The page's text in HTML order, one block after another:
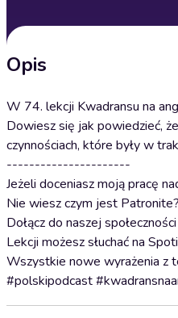
Opis
W 74. lekcji Kwadransu na
Dowiesz się jak powiedzieć,
czynnościach, które były w
----------------------
Jeżeli doceniasz moją pracę
Nie wiesz czym jest
Dołącz do naszej
Lekcji możesz słuchać na
Wszystkie nowe wyrażenia z
#polskipodcast